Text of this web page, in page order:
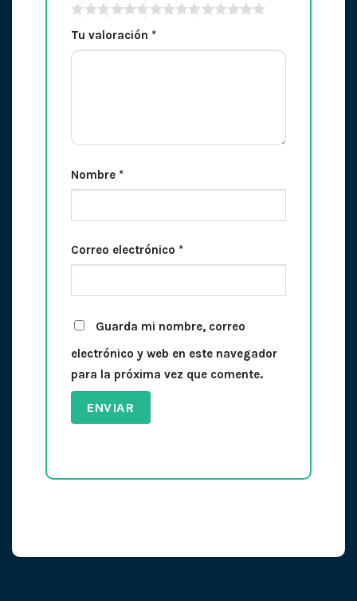
Tu valoración *
Nombre *
Correo electrónico *
Guarda mi nombre, correo
electrónico y web en este navegador
para la próxima vez que comente.